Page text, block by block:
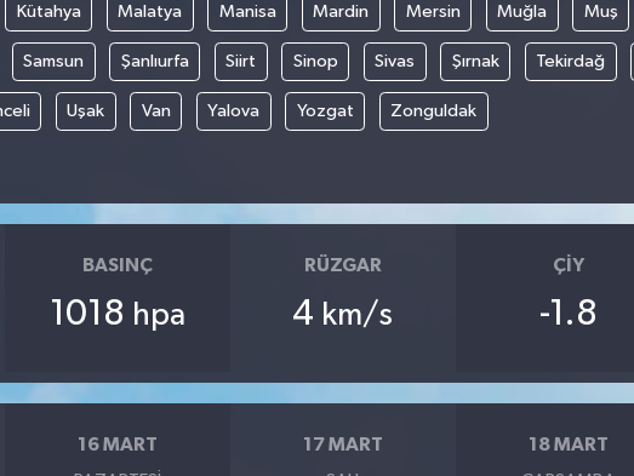
Kütahya Malatya Manisa Mardin Mersin Muğla Muş
Samsun Şanlıurfa Siirt Sinop Sivas Şırnak Tekirdağ
Uşak Van Yalova Yozgat Zonguldak
BASINÇ
1018 hpa
RÜZGAR
4 km/s
ÇIY
-1.8
16 MART 17 MART 18 MART